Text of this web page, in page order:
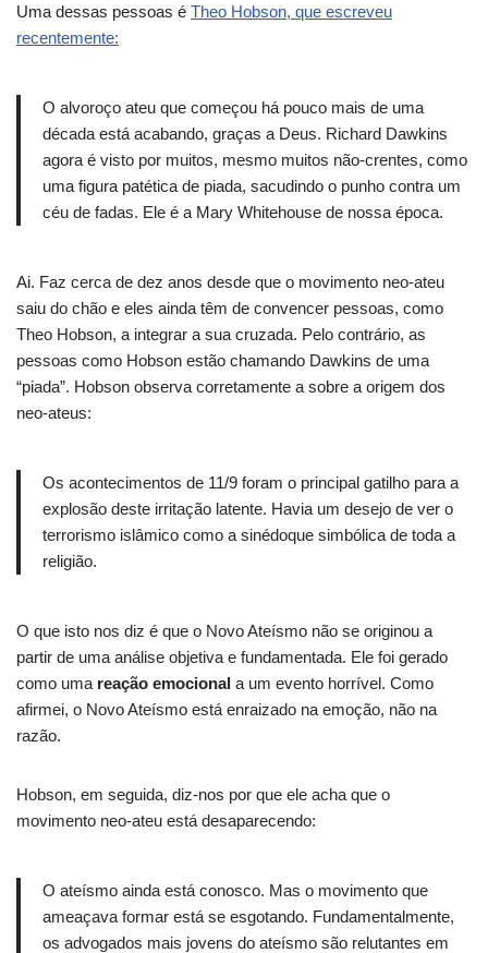
Uma dessas pessoas é Theo Hobson, que escreveu
recentemente:
O alvoroço ateu que começou há pouco mais de uma
década está acabando, graças a Deus. Richard Dawkins
agora é visto por muitos, mesmo muitos não-crentes, como
uma figura patética de piada, sacudindo o punho contra um
céu de fadas. Ele é a Mary Whitehouse de nossa época.
Ai. Faz cerca de dez anos desde que o movimento neo-ateu
saiu do chão e eles ainda têm de convencer pessoas, como
Theo Hobson, a integrar a sua cruzada. Pelo contrário, as
pessoas como Hobson estão chamando Dawkins de uma
“piada”. Hobson observa corretamente a sobre a origem dos
neo-ateus:
Os acontecimentos de 11/9 foram o principal gatilho para a
explosão deste irritação latente. Havia um desejo de ver o
terrorismo islâmico como a sinédoque simbólica de toda a
religião.
O que isto nos diz é que o Novo Ateísmo não se originou a
partir de uma análise objetiva e fundamentada. Ele foi gerado
como uma reação emocional a um evento horrível. Como
afirmei, o Novo Ateísmo está enraizado na emoção, não na
razão.
Hobson, em seguida, diz-nos por que ele acha que o
movimento neo-ateu está desaparecendo:
O ateísmo ainda está conosco. Mas o movimento que
ameaçava formar está se esgotando. Fundamentalmente,
os advogados mais jovens do ateísmo são relutantes em